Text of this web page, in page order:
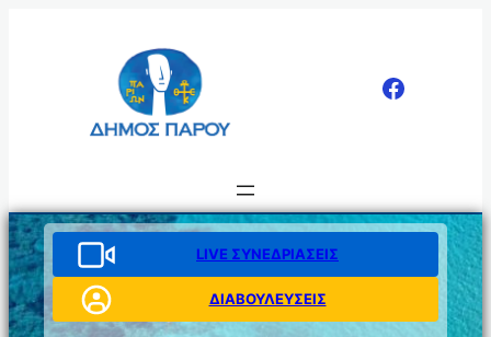
LIVE ΣΥΝΕΔΡΙΑΣΕΙΣ
ΔΙΑΒΟΥΛΕΥΣΕΙΣ